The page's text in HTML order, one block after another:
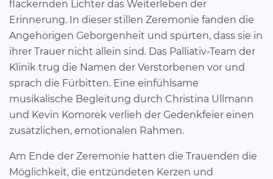
flackernden Lichter das Weiterleben der
Erinnerung. In dieser stillen Zeremonie fanden die
Angehörigen Geborgenheit und spürten, dass sie in
ihrer Trauer nicht allein sind. Das Palliativ-Team der
Klinik trug die Namen der Verstorbenen vor und
sprach die Fürbitten. Eine einfühlsame
musikalische Begleitung durch Christina Ullmann
und Kevin Komorek verlieh der Gedenkfeier einen
zusätzlichen, emotionalen Rahmen.
Am Ende der Zeremonie hatten die Trauenden die
Möglichkeit, die entzündeten Kerzen und